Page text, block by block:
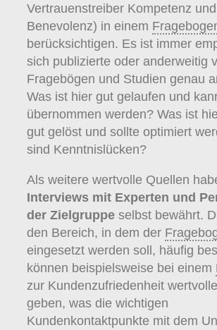
Vertrauenstreiber Kompetenz und
Benevolenz) in einem
berücksichtigen. Es ist immer
sich publizierte oder anderweitig
Fragebögen und Studien genau
Was ist hier gut gelaufen und
übernommen werden? Was ist
gut gelöst und sollte optimiert
sind Kenntnislücken?
Als weitere wertvolle Quellen
Interviews mit Experten und
der Zielgruppe selbst bewährt.
den Bereich, in dem der
eingesetzt werden soll, häufig
können beispielsweise bei einem
zur Kundenzufriedenheit
geben, was die wichtigen
Kundenkontaktpunkte mit dem